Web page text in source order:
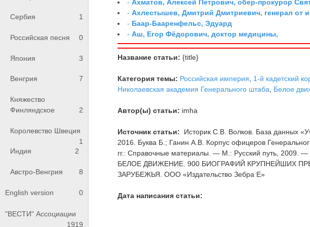
Сербия 1
Российская песня 0
Япония 3
Венгрия 7
Княжество
Финляндское
2
Королевство Швеция
1
Индия
2
Австро-Венгрия 8
English version 0
"ВЕСТИ" Ассоциации
1919
-Ахматов, Алексей Петрович, обер-прокурор
-Ахлестышев, Дмитрий Дмитриевич, генерал от
- Баар-Бааренфельс, Эдуард
-Аш, Егор Фёдорович, доктор медицины,
Название статьи: {title}
Категория темы: Российская империя 1-й кадетский
Николаевская академия Генерального штаба
Белое
Автор(ы) статьи: imha
Источник статьи:
Историк С.В. Волков. База данных
2016. Буква Б.; Ганин А.В. Корпус офицеров
гг.: Справочные материалы. — М.: Русский путь, 2009.
БЕЛОЕ ДВИЖЕНИЕ. 900 БИОГРАФИЙ КРУПНЕЙШИХ
ЗАРУБЕЖЬЯ. ООО «Издательство Зебра Е»
Дата написания статьи: